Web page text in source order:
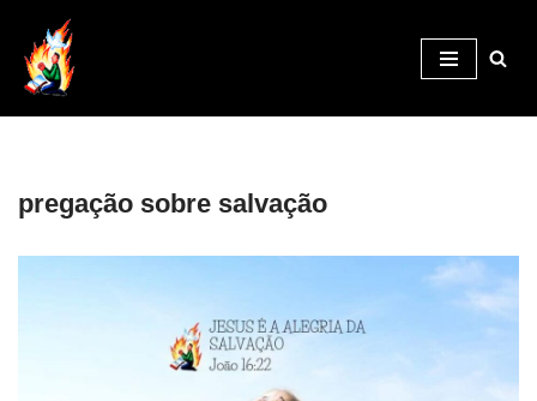
Pular
para
o
pregação sobre salvação